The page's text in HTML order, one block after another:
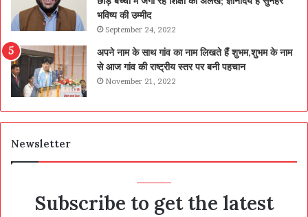
भविष्य की उम्मीद
September 24, 2022
अपने नाम के साथ गांव का नाम लिखते हैं शुभम,शुभम के नाम
से आज गांव की राष्ट्रीय स्तर पर बनी पहचान
November 21, 2022
Newsletter
Subscribe to get the latest